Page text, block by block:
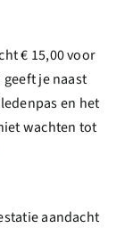
€ 15,00 voor
je naast
en het
wachten tot
aandacht